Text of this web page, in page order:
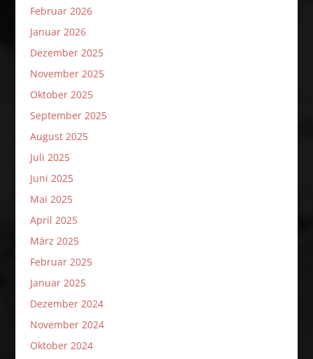
Februar 2026
Januar 2026
Dezember 2025
November 2025
Oktober 2025
September 2025
August 2025
Juli 2025
Juni 2025
Mai 2025
April 2025
März 2025
Februar 2025
Januar 2025
Dezember 2024
November 2024
Oktober 2024